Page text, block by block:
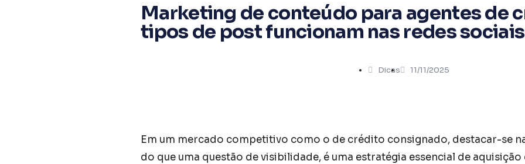
Marketing de conteúdo para agentes de
tipos de post funcionam nas redes sociais
Dicas 11/11/2025
Em um mercado competitivo como o de crédito consignado, destacar-se
do que uma questão de visibilidade, é uma estratégia essencial de